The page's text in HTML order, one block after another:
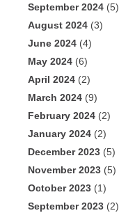
September 2024 (5)
August 2024 (3)
June 2024 (4)
May 2024 (6)
April 2024 (2)
March 2024 (9)
February 2024 (2)
January 2024 (2)
December 2023 (5)
November 2023 (5)
October 2023 (1)
September 2023 (2)